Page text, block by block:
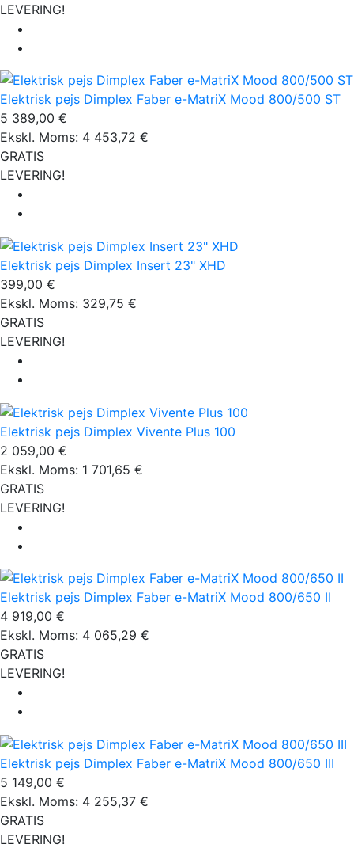
LEVERING!
Elektrisk pejs Dimplex Faber e-MatriX Mood 800/500 ST
5 389,00 €
Ekskl. Moms: 4 453,72 €
GRATIS
LEVERING!
Elektrisk pejs Dimplex Insert 23" XHD
399,00 €
Ekskl. Moms: 329,75 €
GRATIS
LEVERING!
Elektrisk pejs Dimplex Vivente Plus 100
2 059,00 €
Ekskl. Moms: 1 701,65 €
GRATIS
LEVERING!
Elektrisk pejs Dimplex Faber e-MatriX Mood 800/650 II
4 919,00 €
Ekskl. Moms: 4 065,29 €
GRATIS
LEVERING!
Elektrisk pejs Dimplex Faber e-MatriX Mood 800/650 III
5 149,00 €
Ekskl. Moms: 4 255,37 €
GRATIS
LEVERING!